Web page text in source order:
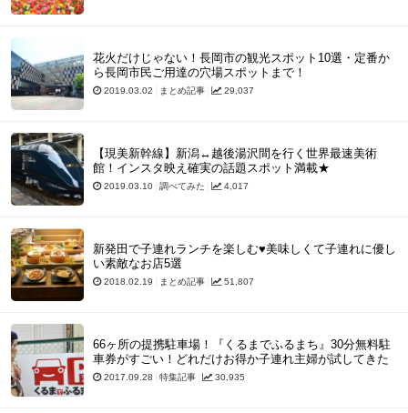
花火だけじゃない！長岡市の観光スポット10選・定番か
ら長岡市民ご用達の穴場スポットまで！
2019.03.02 まとめ記事 29,037
【現美新幹線】新潟↔越後湯沢間を行く世界最速美術
館！インスタ映え確実の話題スポット満載★
2019.03.10 調べてみた 4,017
新発田で子連れランチを楽しむ♥美味しくて子連れに優し
い素敵なお店5選
2018.02.19 まとめ記事 51,807
66ヶ所の提携駐車場！『くるまでふるまち』30分無料駐
車券がすごい！どれだけお得か子連れ主婦が試してきた
2017.09.28 特集記事 30,935